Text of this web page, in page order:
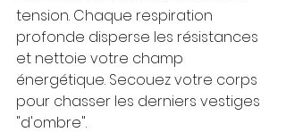
tension. Chaque respiration
profonde disperse les résistances
et nettoie votre champ
énergétique. Secouez votre corps
pour chasser les derniers vestiges
"d'ombre".